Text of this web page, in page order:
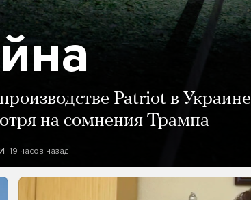
Patriot в Украине
на сомнения Трампа
19 часов назад